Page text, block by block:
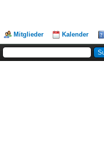
Mitglieder Kalender